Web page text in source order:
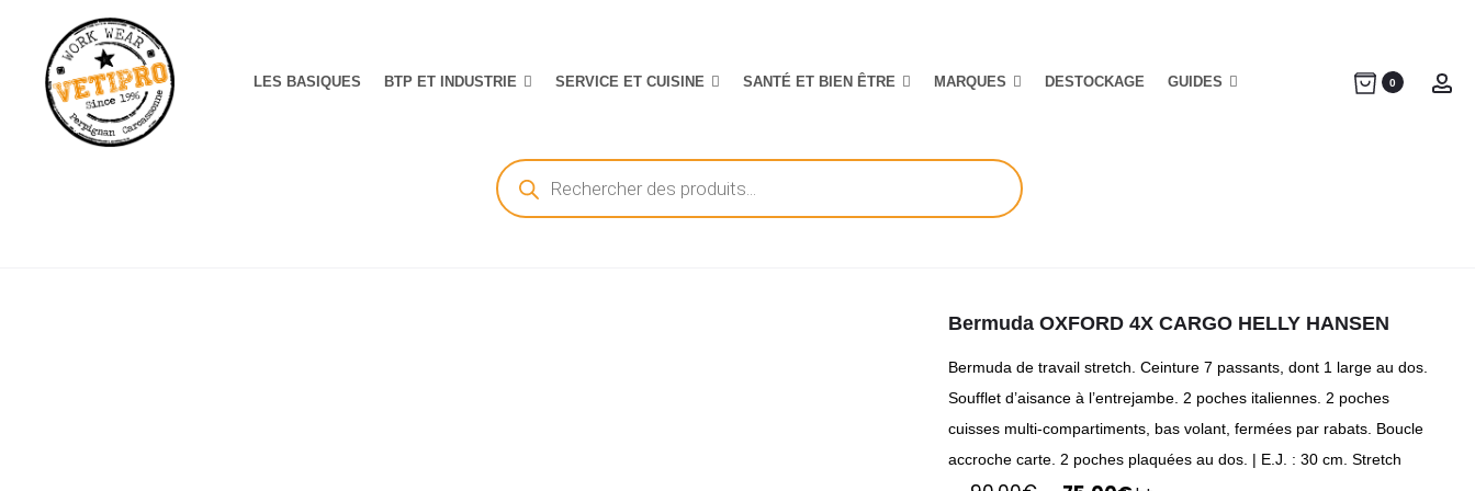
LES BASIQUES BTP ET INDUSTRIE SERVICE ET CUISINE SANTÉ ET BIEN ÊTRE MARQUES DESTOCKAGE GUIDES 0
Recherche
de
produits
Bermuda OXFORD 4X CARGO HELLY HANSEN
Bermuda de travail stretch. Ceinture 7 passants, dont 1 large au dos.
Soufflet d’aisance à l’entrejambe. 2 poches italiennes. 2 poches
cuisses multi-compartiments, bas volant, fermées par rabats. Boucle
accroche carte. 2 poches plaquées au dos. | E.J. : 30 cm. Stretch
Le